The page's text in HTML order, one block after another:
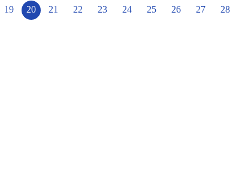
示於校園各處，親師生可於12/2校慶當日找出各處的守護
19 20 21 22 23 24 25 26 27 28